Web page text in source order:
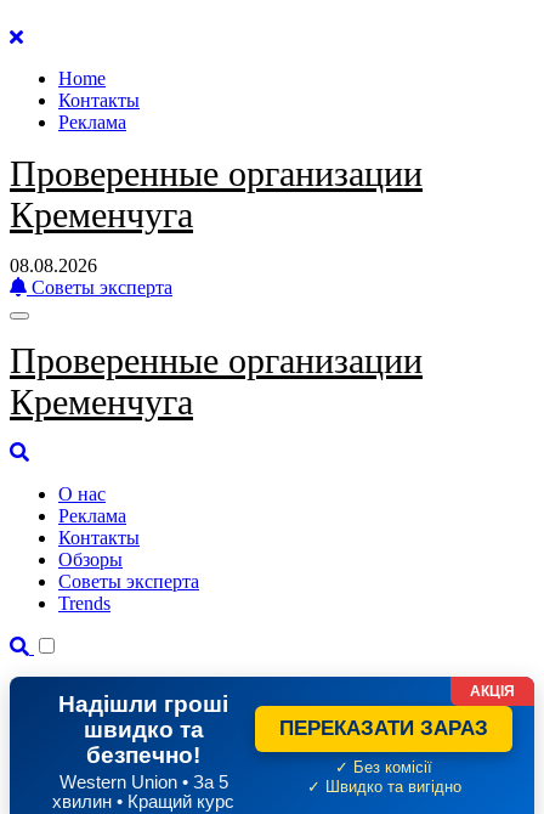
Перейти
содержанию
Home
Контакты
Реклама
Проверенные организации
Кременчуга
08.08.2026
Советы эксперта
Проверенные организации
Кременчуга
О нас
Реклама
Контакты
Обзоры
Советы эксперта
Trends
Надішли гроші
швидко та
безпечно!
Western Union • За 5
хвилин • Кращий курс
ПЕРЕКАЗАТИ ЗАРАЗ
✓ Без комісії
✓ Швидко та вигідно
АКЦІЯ